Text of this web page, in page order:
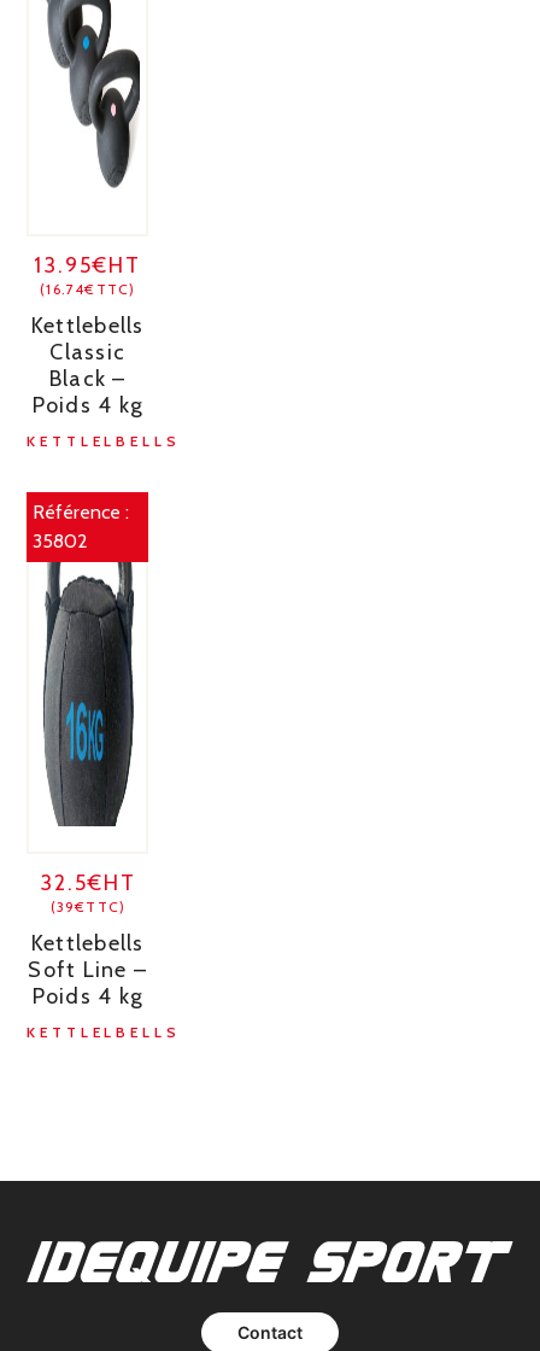
13.95€HT
(16.74€TTC)
Kettlebells
Classic
Black –
Poids 4 kg
KETTLELBELLS
Référence :
35802
32.5€HT
(39€TTC)
Kettlebells
Soft Line –
Poids 4 kg
KETTLELBELLS
Contact